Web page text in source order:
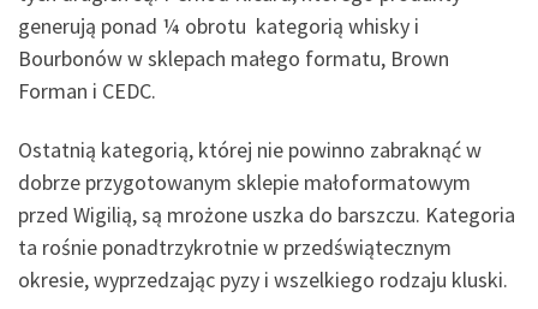
generują ponad ¼ obrotu kategorią whisky i
Bourbonów w sklepach małego formatu, Brown
Forman i CEDC.
Ostatnią kategorią, której nie powinno zabraknąć w
dobrze przygotowanym sklepie małoformatowym
przed Wigilią, są mrożone uszka do barszczu. Kategoria
ta rośnie ponadtrzykrotnie w przedświątecznym
okresie, wyprzedzając pyzy i wszelkiego rodzaju kluski.